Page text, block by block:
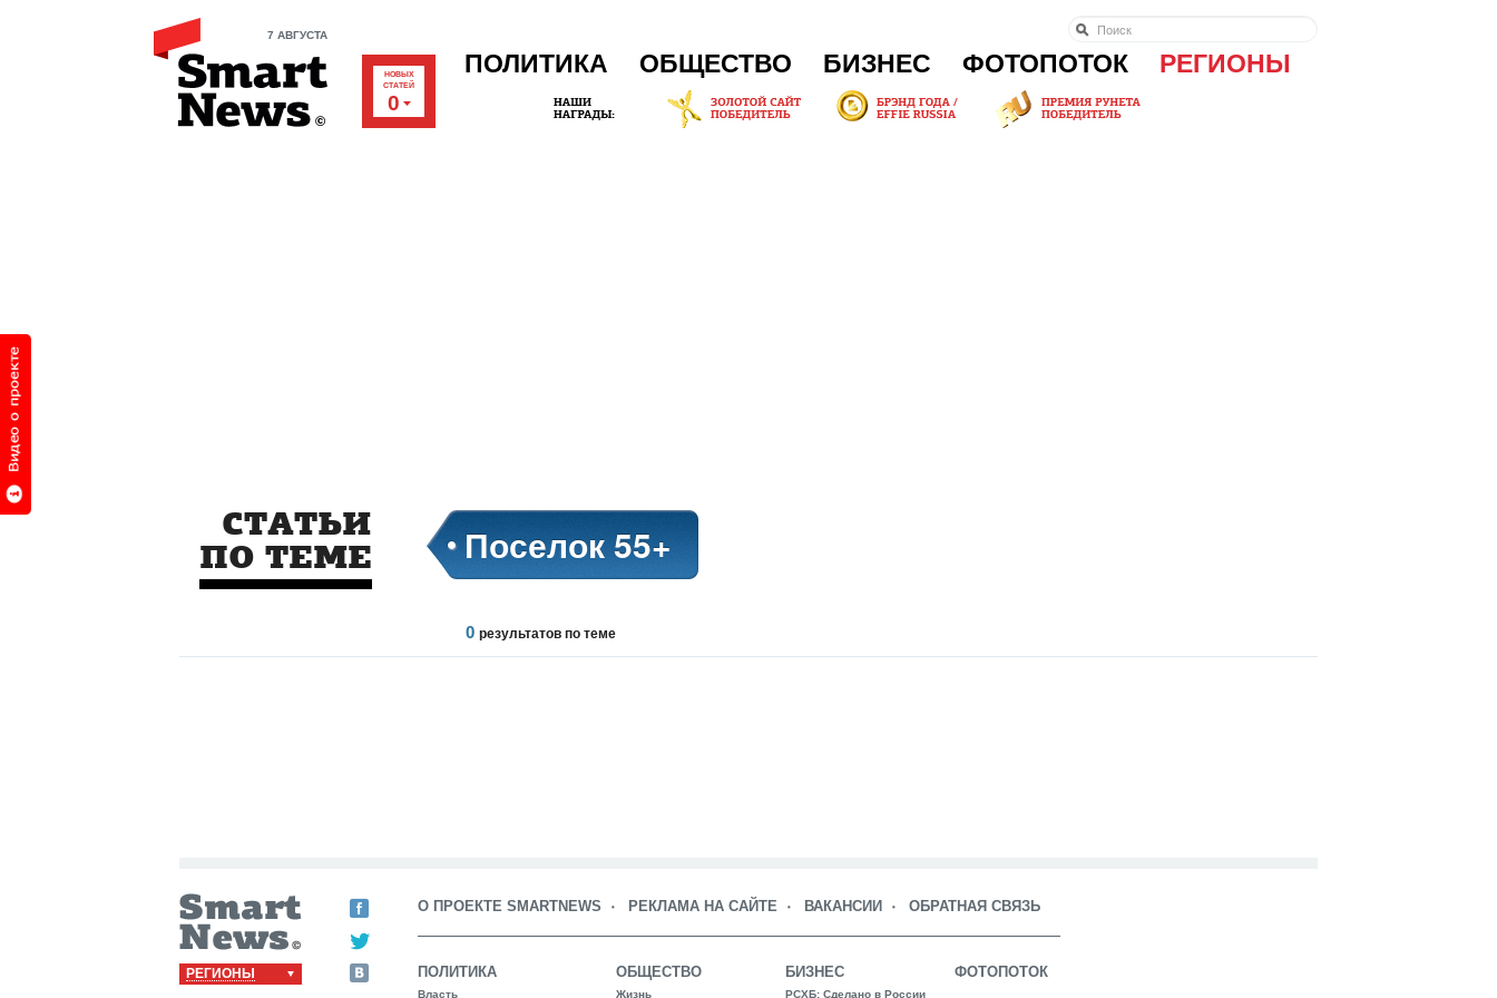
7 АВГУСТА
НОВЫХ
СТАТЕЙ
0
ПОЛИТИКА ОБЩЕСТВО БИЗНЕС ФОТОПОТОК РЕГИОНЫ
СТАТЬИ
ПО ТЕМЕ
Поселок 55+
0 результатов по теме
РЕГИОНЫ
О ПРОЕКТЕ SMARTNEWS РЕКЛАМА НА САЙТЕ ВАКАНСИИ ОБРАТНАЯ СВЯЗЬ
ПОЛИТИКА
Власть
ОБЩЕСТВО
Жизнь
БИЗНЕС
РСХБ: Сделано в России
ФОТОПОТОК